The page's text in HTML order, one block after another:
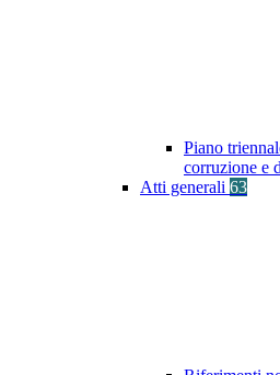
Piano
corruzione e
Atti generali 63